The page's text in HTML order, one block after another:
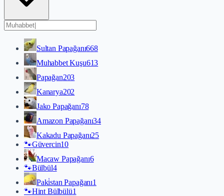
Sultan Papağanı668
Muhabbet Kuşu613
Papağan203
Kanarya202
Jako Papağanı78
Amazon Papağanı34
Kakadu Papağanı25
🐾Güvercin10
Macaw Papağanı6
🐾Bülbül4
Paki̇stan Papağanı1
🐾Hint Bülbülü1